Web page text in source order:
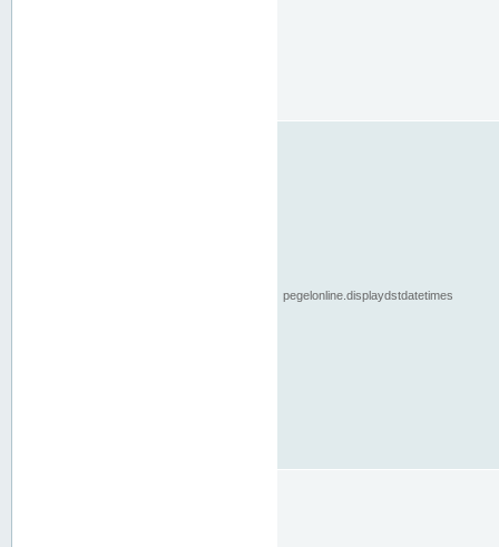
pegelonline.displaydstdatetimes